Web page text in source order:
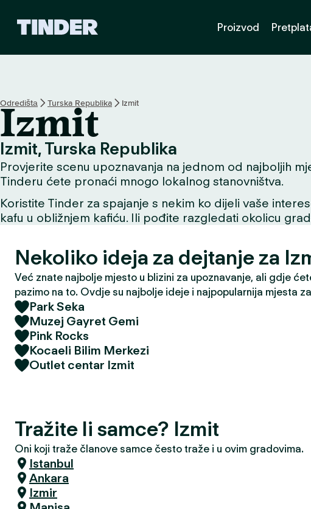
H
e
Proizvod
Odredištа Turska Republika Izmit
Izmit
Izmit, Turska Republika
Provjerite scenu upoznavanja na jednom od najboljih
Tinderu ćete pronaći mnogo lokalnog stanovništva.
Koristite Tinder za spajanje s nekim ko dijeli vaše
kafu u obližnjem kafiću. Ili pođite razgledati okolicu
Nekoliko ideja za dejtanje za
Već znate najbolje mjesto u blizini za upoznavanje, ali gdje
pazimo na to. Ovdje su najbolje ideje i najpopularnija mjesta
Park Seka
Muzej Gayret Gemi
Pink Rocks
Kocaeli Bilim Merkezi
Outlet centar Izmit
Tražite li samce? Izmit
Oni koji traže članove samce često traže i u ovim gradovima.
Istanbul
Ankara
Izmir